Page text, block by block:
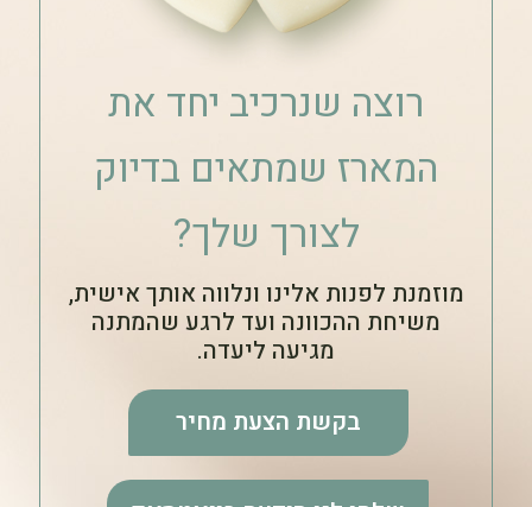
רוצה שנרכיב יחד את
המארז שמתאים בדיוק
לצורך שלך?
מוזמנת לפנות אלינו ונלווה אותך אישית,
משיחת ההכוונה ועד לרגע שהמתנה
מגיעה ליעדה.
בקשת הצעת מחיר